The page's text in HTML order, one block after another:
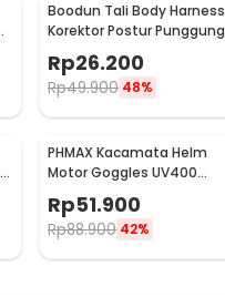
Boodun Tali Body Harness
Korektor Postur Punggung
Size M - BBJ-15
Rp26.200
Rp49.900 48%
PHMAX Kacamata Helm
Motor Goggles UV400
Rp51.900
Rp88.900 42%